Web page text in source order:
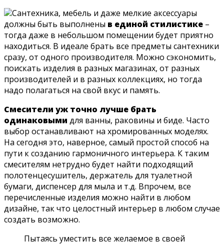
Сантехника, мебель и даже мелкие аксессуары
должны быть выполнены в единой стилистике –
тогда даже в небольшом помещении будет приятно
находиться. В идеале брать все предметы сантехники
сразу, от одного производителя. Можно сэкономить,
поискать изделия в разных магазинах, от разных
производителей и в разных коллекциях, но тогда
надо полагаться на свой вкус и память.
Смесители уж точно лучше брать
одинаковыми для ванны, раковины и биде. Часто
выбор останавливают на хромированных моделях.
На сегодня это, наверное, самый простой способ на
пути к созданию гармоничного интерьера. К таким
смесителям нетрудно будет найти подходящий
полотенцесушитель, держатель для туалетной
бумаги, диспенсер для мыла и т.д. Впрочем, все
перечисленные изделия можно найти в любом
дизайне, так что целостный интерьер в любом случае
создать возможно.
Пытаясь уместить все желаемое в своей